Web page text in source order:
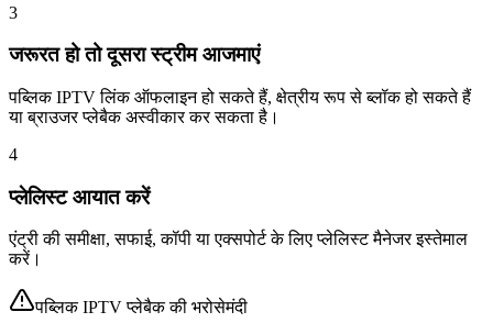
3
जरूरत हो तो दूसरा स्ट्रीम आजमाएं
पब्लिक IPTV लिंक ऑफलाइन हो सकते हैं, क्षेत्रीय रूप से ब्लॉक हो सकते हैं
या ब्राउजर प्लेबैक अस्वीकार कर सकता है।
4
प्लेलिस्ट आयात करें
एंट्री की समीक्षा, सफाई, कॉपी या एक्सपोर्ट के लिए प्लेलिस्ट मैनेजर इस्तेमाल
करें।
पब्लिक IPTV प्लेबैक की भरोसेमंदी